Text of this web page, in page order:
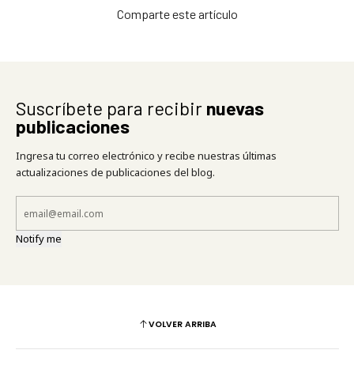
Comparte este artículo
Suscríbete para recibir nuevas
publicaciones
Ingresa tu correo electrónico y recibe nuestras últimas
actualizaciones de publicaciones del blog.
Notify me
VOLVER ARRIBA